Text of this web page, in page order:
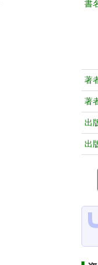
書
著
著
出
出